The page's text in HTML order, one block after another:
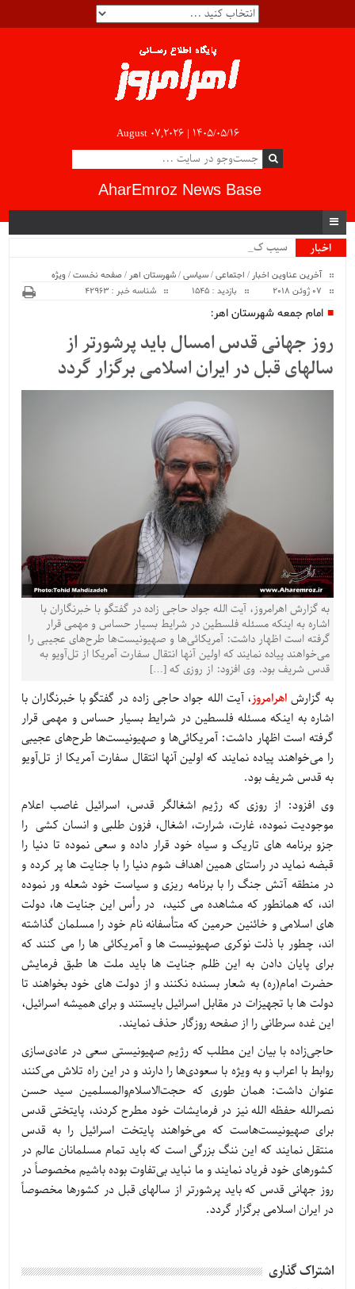
August 07,2026 | ۱۴۰۵/۰۵/۱۶
AharEmroz News Base
اخبار
سیب کشاور_
آخرین عناوین اخبار / اجتماعی/سیاسی/شهرستان اهر /صفحه نخست/ ویژه
بازدید : 1545 شناسه خبر : 42963
امام جمعه شهرستان اهر:
روز جهانی قدس امسال باید پرشورتر از
سالهای قبل در ایران اسلامی برگزار گردد
به گزارش اهرامروز، آیت الله جواد حاجی زاده در گفتگو با خبرنگاران با
اشاره به اینکه مسئله فلسطین در شرایط بسیار حساس و مهمی قرار
گرفته است اظهار داشت: آمریکائی‌ها و صهیونیست‌ها طرح‌های عجیبی را
می‌خواهند پیاده نمایند که اولین آنها انتقال سفارت آمریکا از تل‌آویو به
قدس شریف بود. وی افزود: از روزی که […]
به گزارش اهرامروز، آیت الله جواد حاجی زاده در گفتگو با خبرنگاران با
اشاره به اینکه مسئله فلسطین در شرایط بسیار حساس و مهمی قرار
گرفته است اظهار داشت: آمریکائی‌ها و صهیونیست‌ها طرح‌های عجیبی
را می‌خواهند پیاده نمایند که اولین آنها انتقال سفارت آمریکا از تل‌آویو
به قدس شریف بود.
وی افزود: از روزی که رژیم اشغالگر قدس، اسرائیل غاصب اعلام
موجودیت نموده، غارت، شرارت، اشغال، فزون طلبی و انسان کشی را
جزو برنامه های تاریک و سیاه خود قرار داده و سعی نموده تا دنیا را
قبضه نماید در راستای همین اهداف شوم دنیا را با جنایت ها پر کرده و
در منطقه آتش جنگ را با برنامه ریزی و سیاست خود شعله ور نموده
اند، که همانطور که مشاهده می کنید، در رأس این جنایت ها، دولت
های اسلامی و خائنین حرمین که متأسفانه نام خود را مسلمان گذاشته
اند، چطور با ذلت نوکری صهیونیست ها و آمریکائی ها را می کنند که
برای پایان دادن به این ظلم جنایت ها باید ملت ها طبق فرمایش
حضرت امام(ره) به شعار بسنده نکنند و از دولت های خود بخواهند تا
دولت ها با تجهیزات در مقابل اسرائیل بایستند و برای همیشه اسرائیل،
این غده سرطانی را از صفحه روزگار حذف نمایند.
حاجی‌زاده با بیان این مطلب که رژیم صهیونیستی سعی در عادی‌سازی
روابط با اعراب و به ویژه با سعودی‌ها را دارند و در این راه تلاش می‌کنند
عنوان داشت: همان طوری که حجت‌الاسلام‌والمسلمین سید حسن
نصرالله حفظه الله نیز در فرمایشات خود مطرح کردند، پایتختی قدس
برای صهیونیست‌هاست که می‌خواهند پایتخت اسرائیل را به قدس
منتقل نمایند که این ننگ بزرگی است که باید تمام مسلمانان عالم در
کشورهای خود فریاد نمایند و ما نباید بی‌تفاوت بوده باشیم مخصوصاً در
روز جهانی قدس که باید پرشورتر از سالهای قبل در کشورها مخصوصاً
در ایران اسلامی برگزار گردد.
اشتراک گذاری